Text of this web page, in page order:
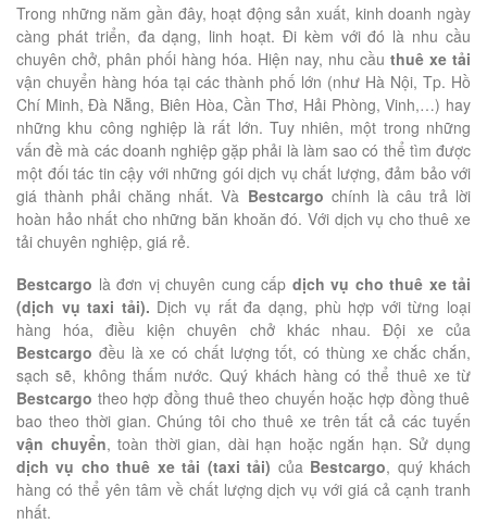
Trong những năm gần đây, hoạt động sản xuất, kinh doanh ngày
càng phát triển, đa dạng, linh hoạt. Đi kèm với đó là nhu cầu
chuyên chở, phân phối hàng hóa. Hiện nay, nhu cầu thuê xe tải
vận chuyển hàng hóa tại các thành phố lớn (như Hà Nội, Tp. Hồ
Chí Minh, Đà Nẵng, Biên Hòa, Cần Thơ, Hải Phòng, Vinh,…) hay
những khu công nghiệp là rất lớn. Tuy nhiên, một trong những
vấn đề mà các doanh nghiệp gặp phải là làm sao có thể tìm được
một đối tác tin cậy với những gói dịch vụ chất lượng, đảm bảo với
giá thành phải chăng nhất. Và Bestcargo chính là câu trả lời
hoàn hảo nhất cho những băn khoăn đó. Với dịch vụ cho thuê xe
tải chuyên nghiệp, giá rẻ.
Bestcargo là đơn vị chuyên cung cấp dịch vụ cho thuê xe tải
(dịch vụ taxi tải). Dịch vụ rất đa dạng, phù hợp với từng loại
hàng hóa, điều kiện chuyên chở khác nhau. Đội xe của
Bestcargo đều là xe có chất lượng tốt, có thùng xe chắc chắn,
sạch sẽ, không thấm nước. Quý khách hàng có thể thuê xe từ
Bestcargo theo hợp đồng thuê theo chuyến hoặc hợp đồng thuê
bao theo thời gian. Chúng tôi cho thuê xe trên tất cả các tuyến
vận chuyển, toàn thời gian, dài hạn hoặc ngắn hạn. Sử dụng
dịch vụ cho thuê xe tải (taxi tải) của Bestcargo, quý khách
hàng có thể yên tâm về chất lượng dịch vụ với giá cả cạnh tranh
nhất.